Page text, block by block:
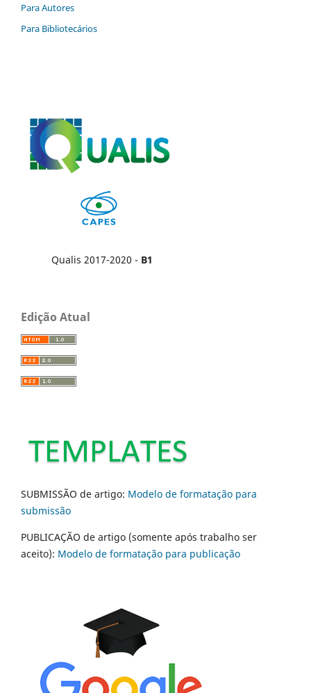
Para Autores
Para Bibliotecários
Qualis 2017-2020 - B1
Edição Atual
SUBMISSÃO de artigo: Modelo de formatação para
submissão
PUBLICAÇÃO de artigo (somente após trabalho ser
aceito): Modelo de formatação para publicação